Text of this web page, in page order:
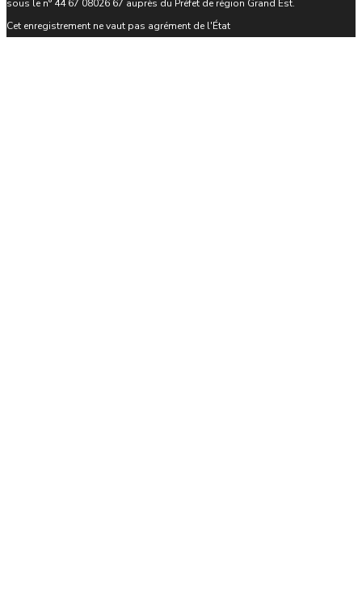
sous le n° 44 67 08026 67 auprès du Préfet de région Grand Est.
Cet enregistrement ne vaut pas agrément de l'État